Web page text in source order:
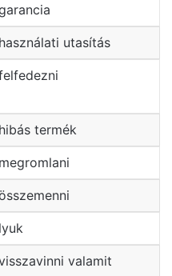
használati utasítás
hibás termék
megromlani
lyuk
valamit